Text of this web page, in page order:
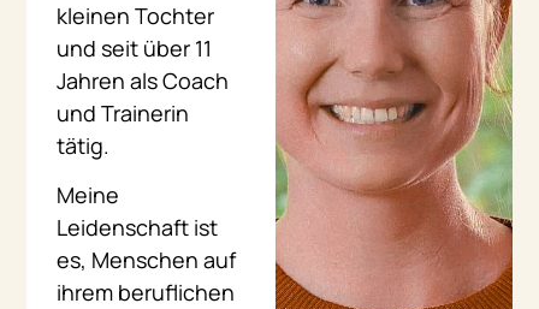
kleinen Tochter
und seit über 11
Jahren als Coach
und Trainerin
tätig.
Meine
Leidenschaft ist
es, Menschen auf
ihrem beruflichen